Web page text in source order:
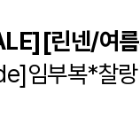
[린넨/여
임부복*찰랑